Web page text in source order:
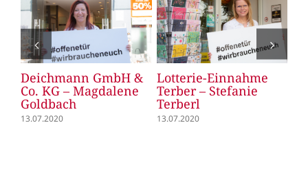
Deichmann GmbH &
Co. KG – Magdalene
Goldbach
13.07.2020
Lotterie-Einnahme
Terber – Stefanie
Terberl
13.07.2020